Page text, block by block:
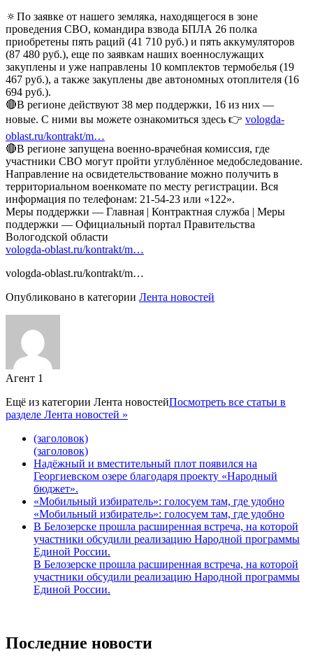
🔅По заявке от нашего земляка, находящегося в зоне
проведения СВО, командира взвода БПЛА 26 полка
приобретены пять раций (41 710 руб.) и пять аккумуляторов
(87 480 руб.), еще по заявкам наших военнослужащих
закуплены и уже направлены 10 комплектов термобелья (19
467 руб.), а также закуплены две автономных отоплителя (16
694 руб.).
🔴В регионе действуют 38 мер поддержки, 16 из них —
новые. С ними вы можете ознакомиться здесь 👉 vologda-
oblast.ru/kontrakt/m…
🔴В регионе запущена военно-врачебная комиссия, где
участники СВО могут пройти углублённое медобследование.
Направление на освидетельствование можно получить в
территориальном военкомате по месту регистрации. Вся
информация по телефонам: 21-54-23 или «122».
Меры поддержки — Главная | Контрактная служба | Меры
поддержки — Официальный портал Правительства
Вологодской области
vologda-oblast.ru/kontrakt/m…
vologda-oblast.ru/kontrakt/m…
Опубликовано в категории Лента новостей
Агент 1
Ещё из категории Лента новостейПосмотреть все статьи в
разделе Лента новостей »
(заголовок)
(заголовок)
Надёжный и вместительный плот появился на
Георгиевском озере благодаря проекту «Народный
бюджет».
«Мобильный избиратель»: голосуем там, где удобно
«Мобильный избиратель»: голосуем там, где удобно
В Белозерске прошла расширенная встреча, на которой
участники обсудили реализацию Народной программы
Единой России.
В Белозерске прошла расширенная встреча, на которой
участники обсудили реализацию Народной программы
Единой России.
Последние новости